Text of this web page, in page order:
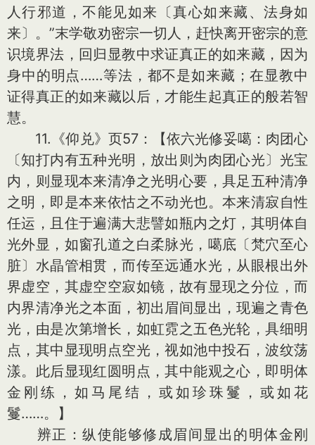
人行邪道，不能见如来〔真心如来藏、法身如
来〕。”末学敬劝密宗一切人，赶快离开密宗的意
识境界法，回归显教中求证真正的如来藏，因为
身中的明点……等法，都不是如来藏；在显教中
证得真正的如来藏以后，才能生起真正的般若智
慧。
11.《仰兑》页57：【依六光修妥噶：肉团心
〔知打内有五种光明，放出则为肉团心光〕光宝
内，则显现本来清净之光明心要，具足五种清净
之明，即是本来依怙之不动光也。本来清寂自性
任运，且住于遍满大悲譬如瓶内之灯，其明体自
光外显，如窗孔道之白柔脉光，噶底〔梵穴至心
脏〕水晶管相贯，而传至远通水光，从眼根出外
界虚空，其虚空空寂如镜，故有显现之分位，而
内界清净光之本面，初出眉间显出，现遍之青色
光，由是次第增长，如虹霓之五色光轮，具细明
点，其中显现明点空光，视如池中投石，波纹荡
漾。此后显现红圆明点，其中能观之心，即明体
金刚练，如马尾结，或如珍珠鬘，或如花
鬘……。】
辨正：纵使能够修成眉间显出的明体金刚